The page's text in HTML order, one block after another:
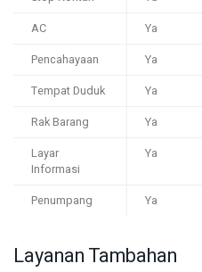
AC
Ya
Pencahayaan
Ya
Tempat Duduk
Ya
Rak Barang
Ya
Layar
Informasi
Ya
Penumpang Ya
Layanan Tambahan